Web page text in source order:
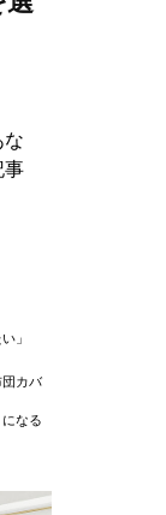
な
事
」
カバ
なる